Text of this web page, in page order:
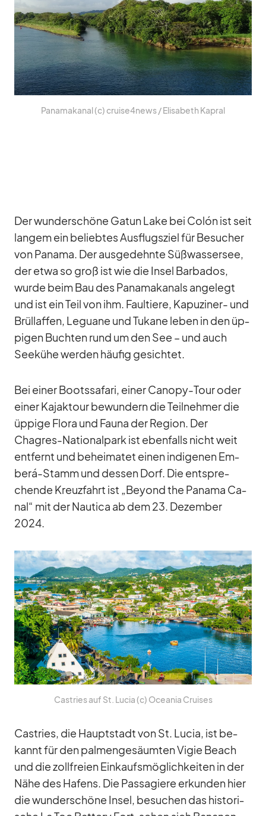
Pa­na­ma­ka­nal (c) cruise4news /​ Eli­sa­beth Ka­pral
Der wun­der­schöne Gatun Lake bei Colón ist seit
lan­gem ein be­lieb­tes Aus­flugs­ziel für Be­su­cher
von Pa­nama. Der aus­ge­dehnte Süß­was­ser­see,
der etwa so groß ist wie die In­sel Bar­ba­dos,
wurde beim Bau des Pa­na­ma­ka­nals an­ge­legt
und ist ein Teil von ihm. Faul­tiere, Ka­pu­zi­ner- und
Brüll­af­fen, Le­guane und Tu­kane le­ben in den üp­
pi­gen Buch­ten rund um den See – und auch
See­kühe wer­den häu­fig ge­sich­tet.
Bei ei­ner Boots­sa­fari, ei­ner Ca­nopy-Tour oder
ei­ner Ka­jak­tour be­wun­dern die Teil­neh­mer die
üp­pige Flora und Fauna der Re­gion. Der
Chagres-Na­tio­nal­park ist eben­falls nicht weit
ent­fernt und be­hei­ma­tet ei­nen in­di­ge­nen Em­
berá-Stamm und des­sen Dorf. Die ent­spre­
chende Kreuz­fahrt ist „Bey­ond the Pa­nama Ca­
nal“ mit der Nau­tica ab dem 23. De­zem­ber
2024.
Cas­tries auf St. Lu­cia (c) Ocea­nia Crui­ses
Cas­tries, die Haupt­stadt von St. Lu­cia, ist be­
kannt für den pal­men­ge­säum­ten Vi­gie Beach
und die zoll­freien Ein­kaufs­mög­lich­kei­ten in der
Nähe des Ha­fens. Die Pas­sa­giere er­kun­den hier
die wun­der­schöne In­sel, be­su­chen das his­to­ri­